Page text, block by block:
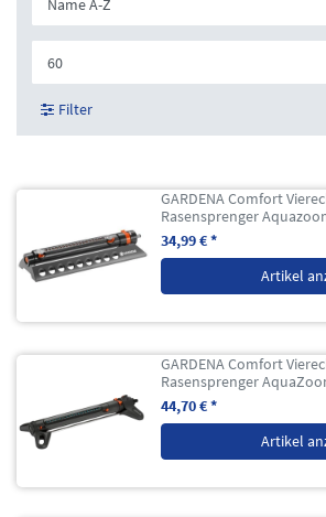
Filter
GARDENA Comfort
Rasensprenger
34,99 € *
Artikel
GARDENA Comfort
Rasensprenger
44,70 € *
Artikel